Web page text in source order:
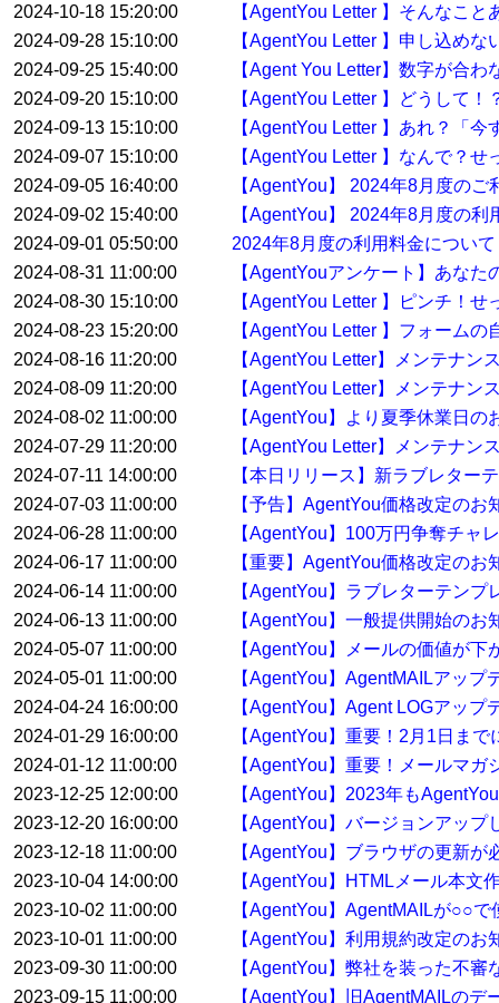
2024-10-18 15:20:00
【AgentYou Letter 】そんなこ
2024-09-28 15:10:00
【AgentYou Letter 】申し込め
2024-09-25 15:40:00
【Agent You Letter】数字が合
2024-09-20 15:10:00
【AgentYou Letter 】どうして
2024-09-13 15:10:00
【AgentYou Letter 】あれ？「
2024-09-07 15:10:00
【AgentYou Letter 】なんで？
2024-09-05 16:40:00
【AgentYou】 2024年8月度の
2024-09-02 15:40:00
【AgentYou】 2024年8月度の
2024-09-01 05:50:00
2024年8月度の利用料金について
2024-08-31 11:00:00
【AgentYouアンケート】あな
2024-08-30 15:10:00
【AgentYou Letter 】ピンチ！
2024-08-23 15:20:00
【AgentYou Letter 】フォーム
2024-08-16 11:20:00
【AgentYou Letter】メンテナン
2024-08-09 11:20:00
【AgentYou Letter】メンテナン
2024-08-02 11:00:00
【AgentYou】より夏季休業日の
2024-07-29 11:20:00
【AgentYou Letter】メンテナン
2024-07-11 14:00:00
【本日リリース】新ラブレター
2024-07-03 11:00:00
【予告】AgentYou価格改定のお
2024-06-28 11:00:00
【AgentYou】100万円争奪チャ
2024-06-17 11:00:00
【重要】AgentYou価格改定のお
2024-06-14 11:00:00
【AgentYou】ラブレターテン
2024-06-13 11:00:00
【AgentYou】一般提供開始のお
2024-05-07 11:00:00
【AgentYou】メールの価値が
2024-05-01 11:00:00
【AgentYou】AgentMAILアップ
2024-04-24 16:00:00
【AgentYou】Agent LOGアップ
2024-01-29 16:00:00
【AgentYou】重要！2月1日ま
2024-01-12 11:00:00
【AgentYou】重要！メールマ
2023-12-25 12:00:00
【AgentYou】2023年も
2023-12-20 16:00:00
【AgentYou】バージョンアッ
2023-12-18 11:00:00
【AgentYou】ブラウザの更新が
2023-10-04 14:00:00
【AgentYou】HTMLメール本文
2023-10-02 11:00:00
【AgentYou】AgentMAILが○○
2023-10-01 11:00:00
【AgentYou】利用規約改定のお
2023-09-30 11:00:00
【AgentYou】弊社を装った不
2023-09-15 11:00:00
【AgentYou】旧AgentMAILの